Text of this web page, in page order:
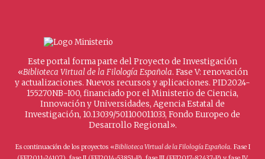
Este portal forma parte del Proyecto de Investigación
«Biblioteca Virtual de la Filología Española. Fase V: renovación
y actualizaciones. Nuevos recursos y aplicaciones. PID2024-
155270NB-I00, financiado por el Ministerio de Ciencia,
Innovación y Universidades, Agencia Estatal de
Investigación, 10.13039/501100011033, Fondo Europeo de
Desarrollo Regional».
Es continuación de los proyectos «Biblioteca Virtual de la Filología Española. Fase I